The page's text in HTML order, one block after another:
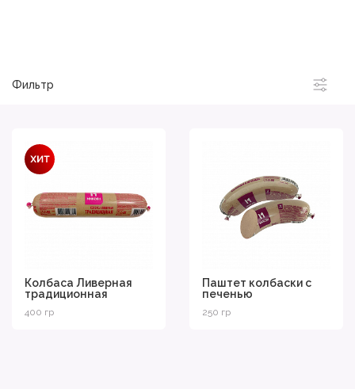
Фильтр
Колбаса Ливерная
традиционная
400 гр
Паштет колбаски с
печенью
250 гр